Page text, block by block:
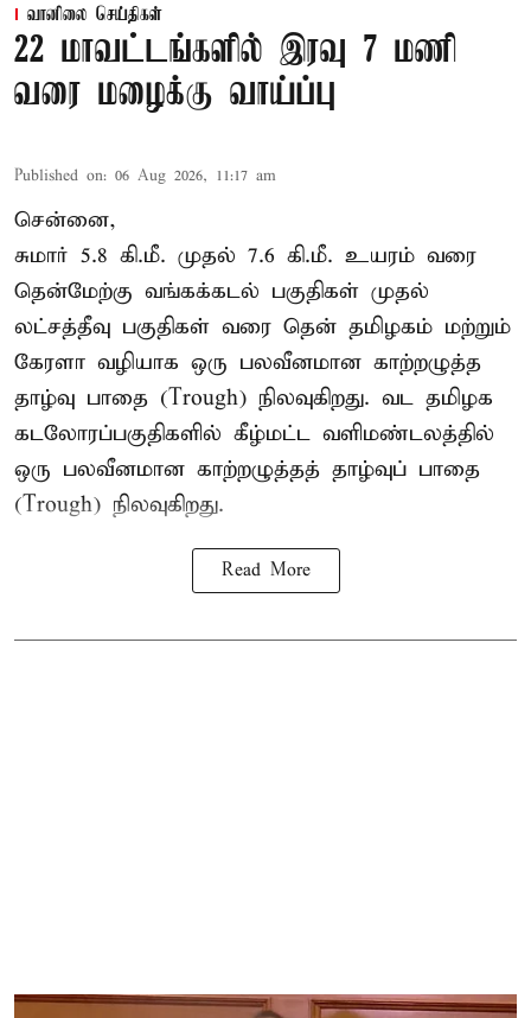
வானிலை செய்திகள்
22 மாவட்டங்களில் இரவு 7 மணி
வரை மழைக்கு வாய்ப்பு
Published on: 06 Aug 2026, 11:17 am
சென்னை,
சுமார் 5.8 கி.மீ. முதல் 7.6 கி.மீ. உயரம் வரை
தென்மேற்கு வங்கக்கடல் பகுதிகள் முதல்
லட்சத்தீவு பகுதிகள் வரை தென் தமிழகம் மற்றும்
கேரளா வழியாக ஒரு பலவீனமான காற்றழுத்த
தாழ்வு பாதை (Trough) நிலவுகிறது. வட தமிழக
கடலோரப்பகுதிகளில் கீழ்மட்ட வளிமண்டலத்தில்
ஒரு பலவீனமான காற்றழுத்தத் தாழ்வுப் பாதை
(Trough) நிலவுகிறது.
Read More